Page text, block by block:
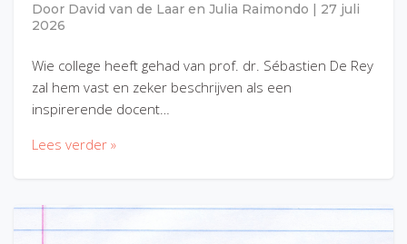
Door David van de Laar en Julia Raimondo
27 juli
2026
Wie college heeft gehad van prof. dr. Sébastien De Rey
zal hem vast en zeker beschrijven als een
inspirerende docent…
Lees verder »